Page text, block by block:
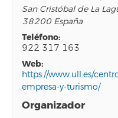
San Cristóbal de La
38200 España
teléfono:
922 317 163
web:
https://www.ull.es/
empresa-y-turismo/
Organizador